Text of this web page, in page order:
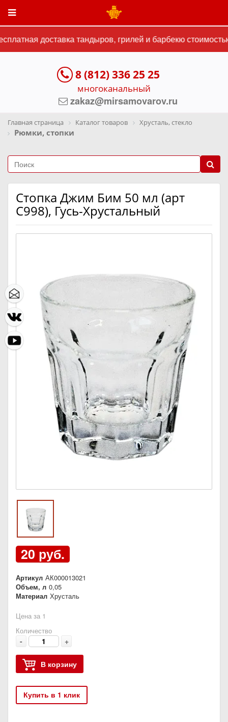
доставка тандыров, грилей и барбекю
8 (812) 336 25 25
многоканальный
zakaz@mirsamovarov.ru
Главная страница Каталог товаров Хрусталь, стекло
Рюмки, стопки
Стопка Джим Бим 50 мл (арт
С998), Гусь-Хрустальный
20 руб.
Артикул АК000013021
Объем, л 0,05
Материал Хрусталь
Цена за 1
Количество
- +
В корзину
Купить в 1 клик